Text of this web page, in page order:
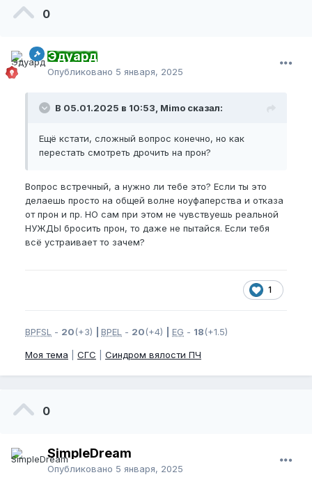
0
Эдуард
Опубликовано 5 января, 2025
В 05.01.2025 в 10:53, Mimo сказал:
Ещё кстати, сложный вопрос конечно, но как
перестать смотреть дрочить на прон?
Вопрос встречный, а нужно ли тебе это? Если ты это
делаешь просто на общей волне ноуфаперства и отказа
от прон и пр. НО сам при этом не чувствуешь реальной
НУЖДЫ бросить прон, то даже не пытайся. Если тебя
всё устраивает то зачем?
1
BPFSL - 20(+3) BPEL - 20(+4) EG - 18(+1.5)
Моя тема СГС Синдром вялости ПЧ
0
SimpleDream
Опубликовано 5 января, 2025